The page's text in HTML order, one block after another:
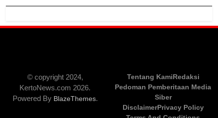
© copyright 2024,
KertoNews.com 2026.
Powered By BlazeThemes.
Tentang KamiRedaksi
Pedoman Pemberitaan Media
Siber
DisclaimerPrivacy Policy